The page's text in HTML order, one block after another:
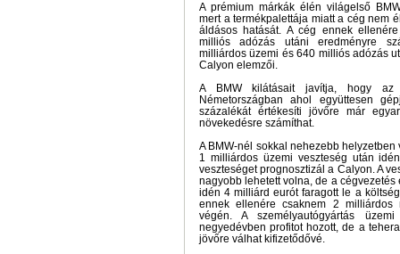
A prémium márkák élén világelső
mert a termékpalettája miatt a cég nem
áldásos hatását. A cég ennek
milliós adózás utáni eredményre
milliárdos üzemi és 640 milliós adózás
Calyon elemzői.
A BMW kilátásait javítja, hogy az
Németországban ahol együttesen
százalékát értékesíti jövőre már
növekedésre számíthat.
A BMW-nél sokkal nehezebb
1 milliárdos üzemi veszteség után
veszteséget prognosztizál a Calyon. A
nagyobb lehetett volna, de a
idén 4 milliárd eurót faragott le a
ennek ellenére csaknem 2
végén. A személyautógyártás
negyedévben profitot hozott, de a
jövőre válhat kifizetődővé.